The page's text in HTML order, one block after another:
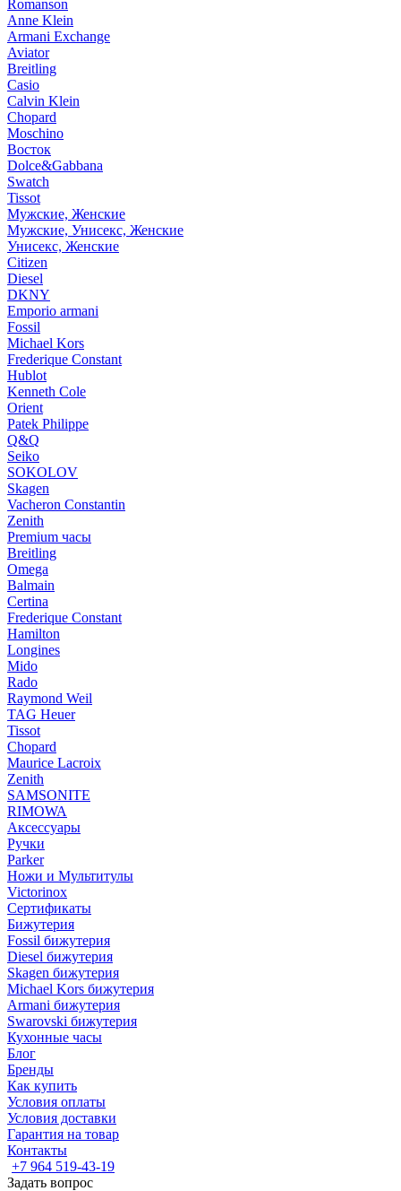
Romanson
Anne Klein
Armani Exchange
Aviator
Breitling
Casio
Calvin Klein
Chopard
Moschino
Восток
Dolce&Gabbana
Swatch
Tissot
Мужские, Женские
Мужские, Унисекс, Женские
Унисекс, Женские
Citizen
Diesel
DKNY
Emporio armani
Fossil
Michael Kors
Frederique Constant
Hublot
Kenneth Cole
Orient
Patek Philippe
Q&Q
Seiko
SOKOLOV
Skagen
Vacheron Constantin
Zenith
Premium часы
Breitling
Omega
Balmain
Certina
Frederique Constant
Hamilton
Longines
Mido
Rado
Raymond Weil
TAG Heuer
Tissot
Chopard
Maurice Lacroix
Zenith
SAMSONITE
RIMOWA
Аксессуары
Ручки
Parker
Ножи и Мультитулы
Victorinox
Сертификаты
Бижутерия
Fossil бижутерия
Diesel бижутерия
Skagen бижутерия
Michael Kors бижутерия
Armani бижутерия
Swarovski бижутерия
Кухонные часы
Блог
Бренды
Как купить
Условия оплаты
Условия доставки
Гарантия на товар
Контакты
+7 964 519-43-19
Задать вопрос